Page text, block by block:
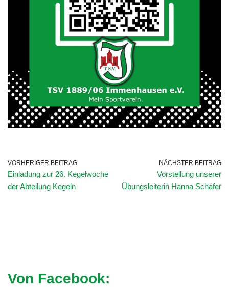
VORHERIGER BEITRAG
Einladung zur 26. Kegelwoche
der Abteilung Kegeln
NÄCHSTER BEITRAG
Vorstellung unserer
Übungsleiterin Hanna Schäfer
Von Facebook: